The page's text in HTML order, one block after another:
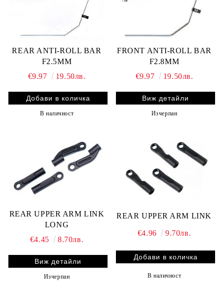
REAR ANTI-ROLL BAR
F2.5MM
€9.97
19.50лв.
В наличност
FRONT ANTI-ROLL BAR
F2.8MM
€9.97
19.50лв.
Виж детайли
Изчерпан
REAR UPPER ARM LINK
LONG
€4.45
8.70лв.
Виж детайли
Изчерпан
REAR UPPER ARM LINK
€4.96 9.70лв.
В наличност